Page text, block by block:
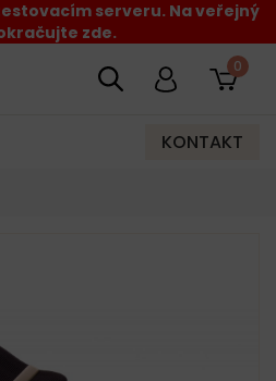
serveru. Na veřejný
zde.
0
KONTAKT